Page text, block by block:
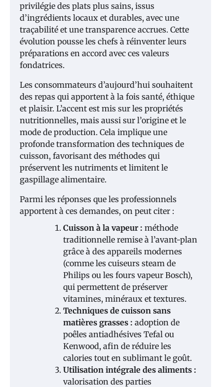
privilégie des plats plus sains, issus
d’ingrédients locaux et durables, avec une
traçabilité et une transparence accrues. Cette
évolution pousse les chefs à réinventer leurs
préparations en accord avec ces valeurs
fondatrices.
Les consommateurs d’aujourd’hui souhaitent
des repas qui apportent à la fois santé, éthique
et plaisir. L’accent est mis sur les propriétés
nutritionnelles, mais aussi sur l’origine et le
mode de production. Cela implique une
profonde transformation des techniques de
cuisson, favorisant des méthodes qui
préservent les nutriments et limitent le
gaspillage alimentaire.
Parmi les réponses que les professionnels
apportent à ces demandes, on peut citer :
Cuisson à la vapeur : méthode
traditionnelle remise à l’avant-plan
grâce à des appareils modernes
(comme les cuiseurs steam de
Philips ou les fours vapeur Bosch),
qui permettent de préserver
vitamines, minéraux et textures.
Techniques de cuisson sans
matières grasses : adoption de
poêles antiadhésives Tefal ou
Kenwood, afin de réduire les
calories tout en sublimant le goût.
Utilisation intégrale des aliments :
valorisation des parties